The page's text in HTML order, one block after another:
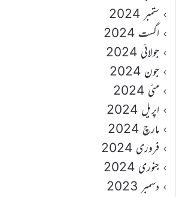
ستمبر 2024
اگست 2024
جولائی 2024
جون 2024
مئی 2024
اپریل 2024
مارچ 2024
فروری 2024
جنوری 2024
دسمبر 2023